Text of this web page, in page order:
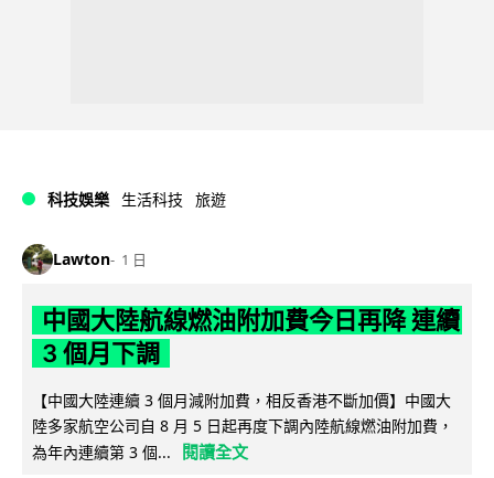
科技娛樂 生活科技 旅遊
Lawton 1 日
中國大陸航線燃油附加費今日再降 連續
3 個月下調
【中國大陸連續 3 個月減附加費，相反香港不斷加價】中國大
陸多家航空公司自 8 月 5 日起再度下調內陸航線燃油附加費，
為年內連續第 3 個...
閱讀全文